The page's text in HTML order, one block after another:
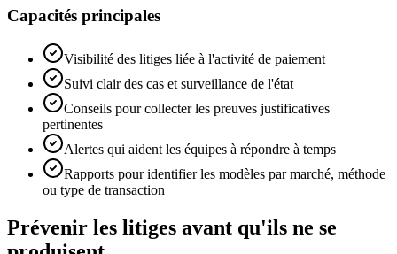
Capacités principales
Visibilité des litiges liée à l'activité de paiement
Suivi clair des cas et surveillance de l'état
Conseils pour collecter les preuves justificatives
pertinentes
Alertes qui aident les équipes à répondre à temps
Rapports pour identifier les modèles par marché, méthode
ou type de transaction
Prévenir les litiges avant qu'ils ne se